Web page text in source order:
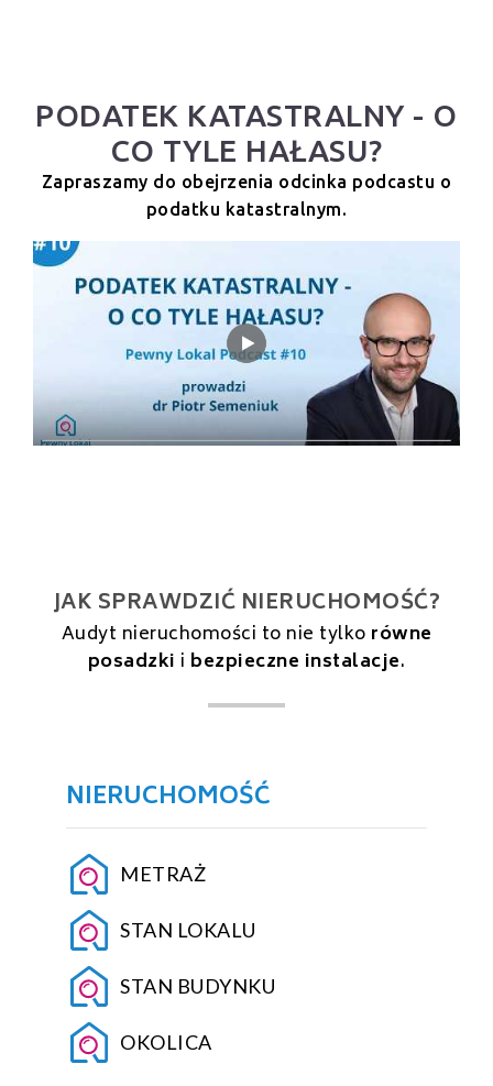
PODATEK KATASTRALNY - O
CO TYLE HAŁASU?
Zapraszamy do obejrzenia odcinka podcastu o
podatku katastralnym.
JAK SPRAWDZIĆ NIERUCHOMOŚĆ?
Audyt nieruchomości to nie tylko równe
posadzki i bezpieczne instalacje.
NIERUCHOMOŚĆ
METRAŻ
STAN LOKALU
STAN BUDYNKU
OKOLICA